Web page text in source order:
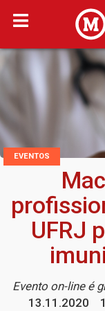
EVENTOS
UFRJ
Evento on-line é
13.11.2020